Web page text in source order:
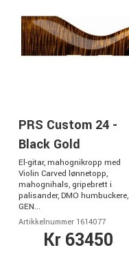
PRS Custom 24 -
Black Gold
El-gitar, mahognikropp med
Violin Carved lønnetopp,
mahognihals, gripebrett i
palisander, DMO humbuckere,
GEN...
Artikkelnummer 1614077
Kr 63450